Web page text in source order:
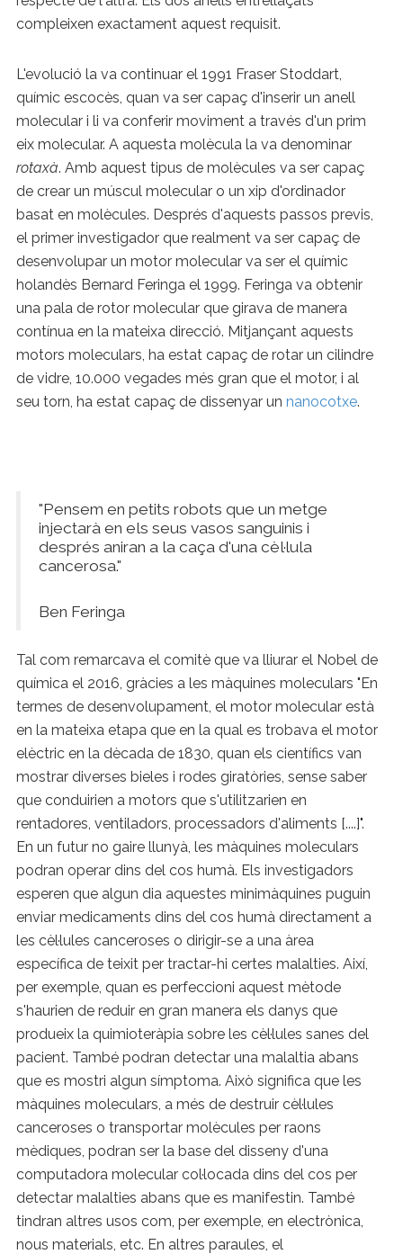
compleixen exactament aquest requisit.
L'evolució la va continuar el 1991 Fraser Stoddart,
químic escocès, quan va ser capaç d'inserir un anell
molecular i li va conferir moviment a través d'un prim
eix molecular. A aquesta molècula la va denominar
rotaxà. Amb aquest tipus de molècules va ser capaç
de crear un múscul molecular o un xip d'ordinador
basat en molècules. Després d'aquests passos previs,
el primer investigador que realment va ser capaç de
desenvolupar un motor molecular va ser el químic
holandès Bernard Feringa el 1999. Feringa va obtenir
una pala de rotor molecular que girava de manera
contínua en la mateixa direcció. Mitjançant aquests
motors moleculars, ha estat capaç de rotar un cilindre
de vidre, 10.000 vegades més gran que el motor, i al
seu torn, ha estat capaç de dissenyar un nanocotxe.
"Pensem en petits robots que un metge
injectarà en els seus vasos sanguinis i
després aniran a la caça d'una cèl·lula
cancerosa."
Ben Feringa
Tal com remarcava el comitè que va lliurar el Nobel de
química el 2016, gràcies a les màquines moleculars "En
termes de desenvolupament, el motor molecular està
en la mateixa etapa que en la qual es trobava el motor
elèctric en la dècada de 1830, quan els científics van
mostrar diverses bieles i rodes giratòries, sense saber
que conduirien a motors que s'utilitzarien en
rentadores, ventiladors, processadors d'aliments [....]".
En un futur no gaire llunyà, les màquines moleculars
podran operar dins del cos humà. Els investigadors
esperen que algun dia aquestes minimàquines puguin
enviar medicaments dins del cos humà directament a
les cèl·lules canceroses o dirigir-se a una àrea
específica de teixit per tractar-hi certes malalties. Així,
per exemple, quan es perfeccioni aquest mètode
s'haurien de reduir en gran manera els danys que
produeix la quimioteràpia sobre les cèl·lules sanes del
pacient. També podran detectar una malaltia abans
que es mostri algun símptoma. Això significa que les
màquines moleculars, a més de destruir cèl·lules
canceroses o transportar molècules per raons
mèdiques, podran ser la base del disseny d'una
computadora molecular col·locada dins del cos per
detectar malalties abans que es manifestin. També
tindran altres usos com, per exemple, en electrònica,
nous materials, etc. En altres paraules, el